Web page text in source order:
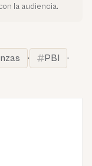
la audiencia.
· PBI
·